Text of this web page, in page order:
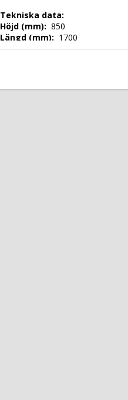
Tekniska data:
Höjd (mm): 850
Längd (mm): 1700